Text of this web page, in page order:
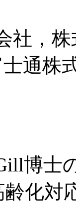
社，
通株
博士
化対